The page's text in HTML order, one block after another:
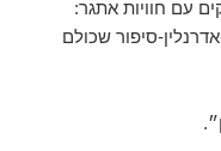
עם חוויות אתגר:
סיפור שכולם